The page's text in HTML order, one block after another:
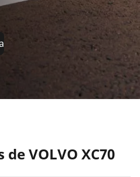
VOLVO XC70